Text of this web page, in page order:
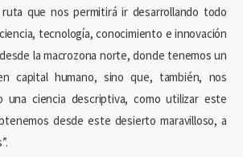
que nos permitirá ir desarrollando todo
tecnología, conocimiento e innovación
la macrozona norte, donde tenemos un
capital humano, sino que, también, nos
una ciencia descriptiva, como utilizar este
desde este desierto maravilloso, a